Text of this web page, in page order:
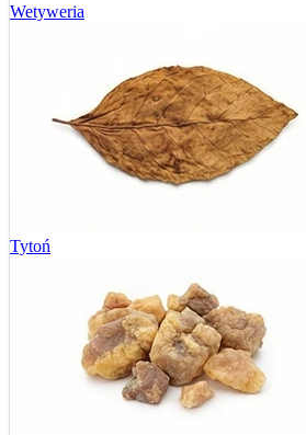
Wetyweria
Tytoń